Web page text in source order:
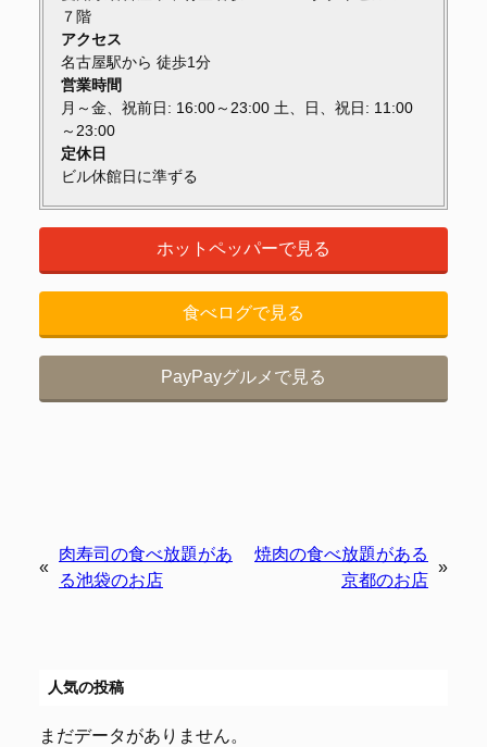
７階
アクセス
名古屋駅から 徒歩1分
営業時間
月～金、祝前日: 16:00～23:00 土、日、祝日: 11:00
～23:00
定休日
ビル休館日に準ずる
ホットペッパーで見る
食べログで見る
PayPayグルメで見る
«
肉寿司の食べ放題があ
る池袋のお店
焼肉の食べ放題がある
京都のお店
»
人気の投稿
まだデータがありません。